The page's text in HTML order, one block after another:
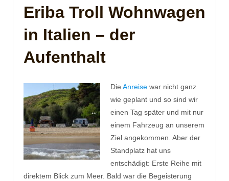
Eriba Troll Wohnwagen
in Italien – der
Aufenthalt
Die Anreise war nicht ganz
wie geplant und so sind wir
einen Tag später und mit nur
einem Fahrzeug an unserem
Ziel angekommen. Aber der
Standplatz hat uns
entschädigt: Erste Reihe mit
direktem Blick zum Meer. Bald war die Begeisterung